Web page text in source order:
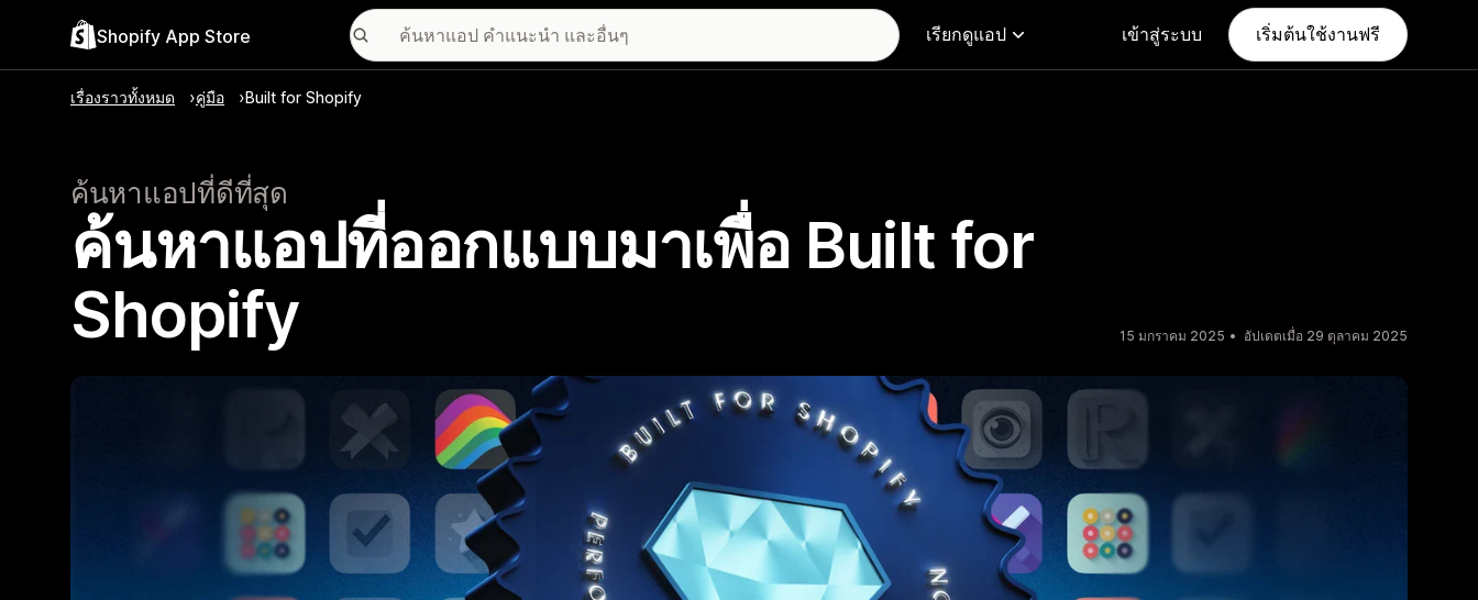
Shopify App Store เรียกดูแอป เข้าสู่ระบบ เริ่มต้นใช้งานฟรี
เรื่องราวทั้งหมด คู่มือ Built for Shopify
ค้นหาแอปที่ดีที่สุด
ค้นหาแอปที่ออกแบบมาเพื่อ Built for
Shopify
15 มกราคม 2025 อัปเดตเมื่อ 29 ตุลาคม 2025